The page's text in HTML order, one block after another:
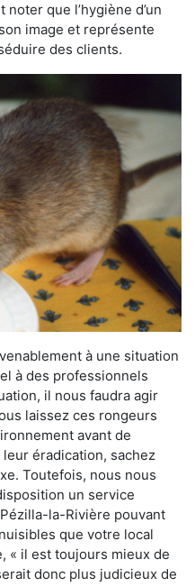
que l’hygiène d’un
image et représente
des clients.
à une situation
à des professionnels
il nous faudra agir
laissez ces rongeurs
avant de
éradication, sachez
Toutefois, nous nous
un service
la-Rivière pouvant
que votre local
« il est toujours mieux de
donc plus judicieux de